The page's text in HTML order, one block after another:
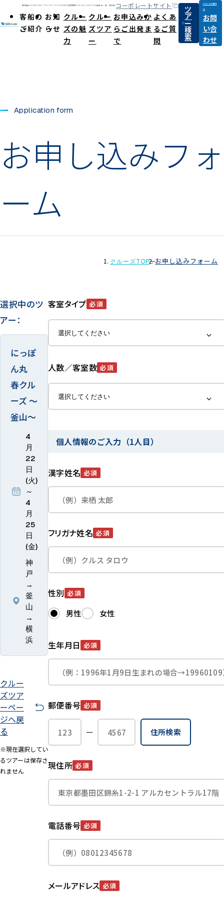
電話番号:03-6284-1264 / フリーダイヤル:0120-868031営業時間:9:30-12:00 / 13:00-17:00(休日:土、日、祝祭日) コーポレートサイト
客船の
ご紹介
お知
らせ
クルー
ズの魅
力
クルー
ズツア
ー
お申込みか
らご出発ま
で
よくあ
るご質
問
ツ
ア
ー
検
索
クルーズに関す
る
お問
い合
わせ
Application form
お申し込みフォ
ーム
クルーズTOP お申し込みフォーム
選択中のツ
アー：
にっぽ
ん丸
春クル
ーズ ～
釜山～
4
月
22
日
(火)
～
4
月
25
日
(金)
神
戸
→
釜
山
→
横
浜
クルー
ズツア
ーペー
ジへ戻
る
※現在選択してい
るツアーは保存さ
れません
客室タイプ 必須
人数／客室数 必須
個人情報のご入力（1人目）
漢字姓名 必須
フリガナ姓名 必須
性別 必須
男性 女性
生年月日 必須
郵便番号 必須
住所検索
現住所 必須
電話番号 必須
メールアドレス 必須